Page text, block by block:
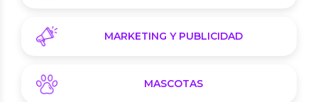
MARKETING Y PUBLICIDAD
MASCOTAS